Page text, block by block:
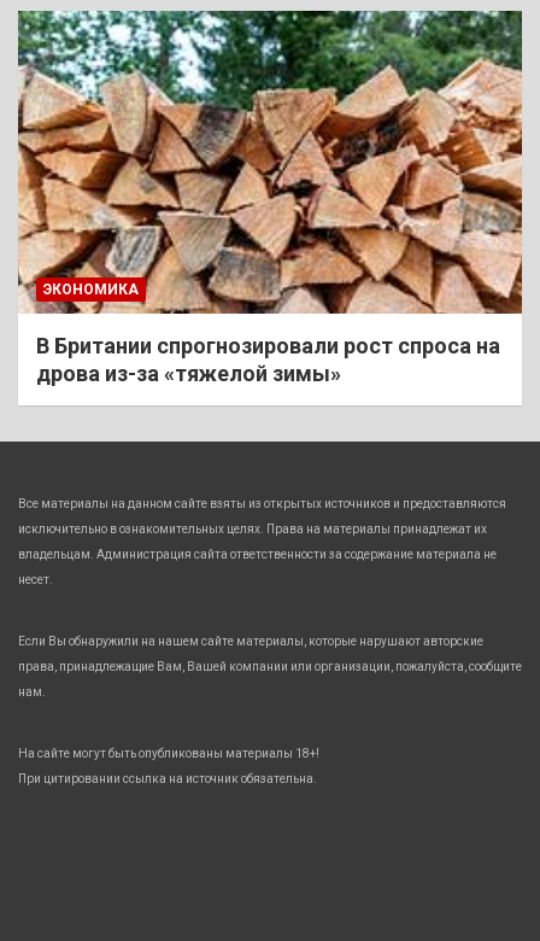
ЭКОНОМИКА
В Британии спрогнозировали рост спроса на
дрова из-за «тяжелой зимы»
Все материалы на данном сайте взяты из открытых источников и предоставляются
исключительно в ознакомительных целях. Права на материалы принадлежат их
владельцам. Администрация сайта ответственности за содержание материала не
несет.
Если Вы обнаружили на нашем сайте материалы, которые нарушают авторские
права, принадлежащие Вам, Вашей компании или организации, пожалуйста, сообщите
нам.
На сайте могут быть опубликованы материалы 18+!
При цитировании ссылка на источник обязательна.